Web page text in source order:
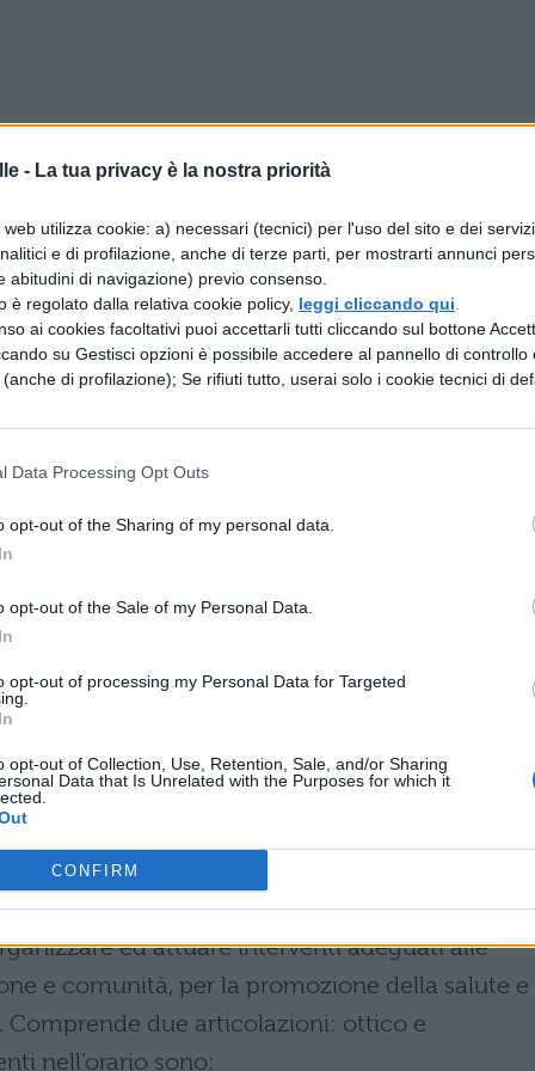
- La tua privacy è la nostra priorità
utilizza cookie: a) necessari (tecnici) per l'uso del sito e dei
e di profilazione, anche di terze parti, per mostrarti annunci
abitudini di navigazione) previo consenso.
è regolato dalla relativa cookie policy, leggi cliccando qui
ai cookies facoltativi puoi accettarli tutti cliccando sul bottone
su Gestisci opzioni è possibile accedere al pannello di controllo
di profilazione); Se rifiuti tutto, userai solo i cookie tecnici di
Data Processing Opt Outs
opt-out of the Sharing of my personal data.
opt-out of the Sale of my Personal Data.
opt-out of processing my Personal Data for Targeted
opt-out of Collection, Use, Retention, Sale, and/or Sharing
Data that Is Unrelated with the Purposes for which it
CONFIRM
sono:
della comunicazione
trasformazione
e animale
forestali
territoriale
e legislazione di settore
dell’indirizzo Servizi socio-sanitari
ed attuare interventi adeguati alle
e comunità, per la promozione della salute e
Comprende due articolazioni: ottico e
nell’orario sono: